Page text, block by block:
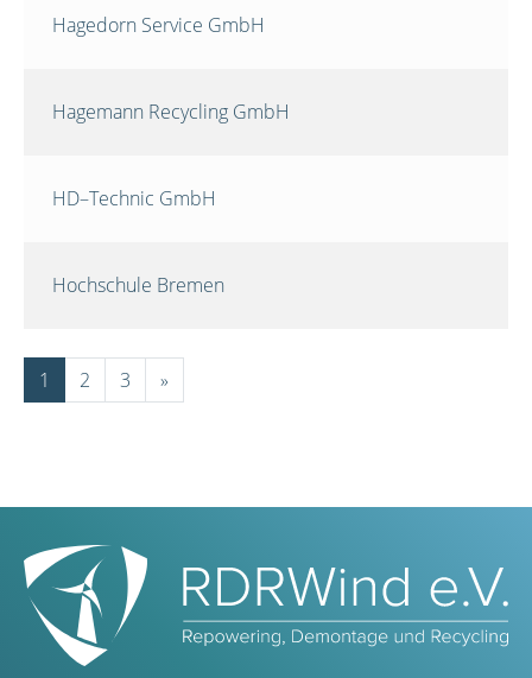
Hagedorn Service GmbH
Hagemann Recycling GmbH
HD–Technic GmbH
Hochschule Bremen
1 2 3 »